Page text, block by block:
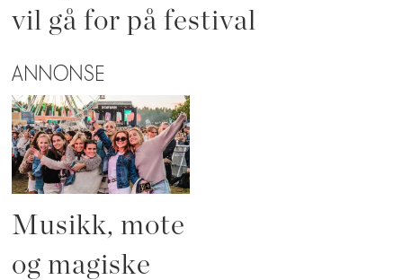
vil gå for på festival
ANNONSE
Musikk, mote
og magiske